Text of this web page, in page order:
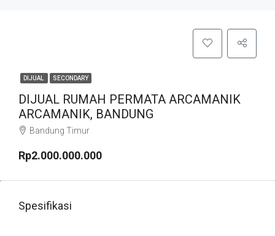
DIJUAL SECONDARY
DIJUAL RUMAH PERMATA ARCAMANIK
ARCAMANIK, BANDUNG
Bandung Timur
Rp2.000.000.000
Spesifikasi